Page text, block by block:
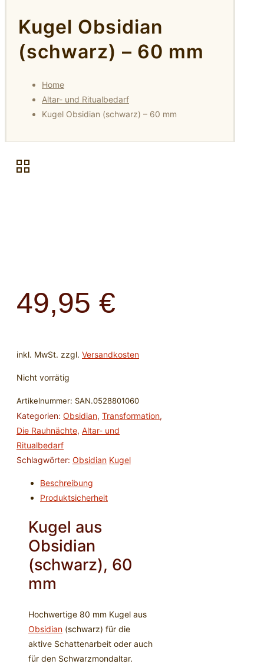
Kugel Obsidian
(schwarz) – 60 mm
Home
Altar- und Ritualbedarf
Kugel Obsidian (schwarz) – 60 mm
49,95 €
inkl. MwSt. zzgl. Versandkosten
Nicht vorrätig
Artikelnummer: SAN.0528801060
Kategorien: Obsidian, Transformation,
Die Rauhnächte, Altar- und
Ritualbedarf
Schlagwörter: Obsidian Kugel
Beschreibung
Produktsicherheit
Kugel aus
Obsidian
(schwarz), 60
mm
Hochwertige 80 mm Kugel aus
Obsidian (schwarz) für die
aktive Schattenarbeit oder auch
für den Schwarzmondaltar.